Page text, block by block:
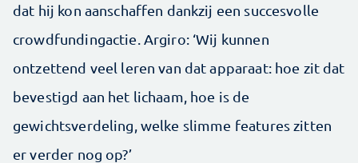
dat hij kon aanschaffen dankzij een succesvolle
crowdfundingactie. Argiro: ‘Wij kunnen
ontzettend veel leren van dat apparaat: hoe zit dat
bevestigd aan het lichaam, hoe is de
gewichtsverdeling, welke slimme features zitten
er verder nog op?’